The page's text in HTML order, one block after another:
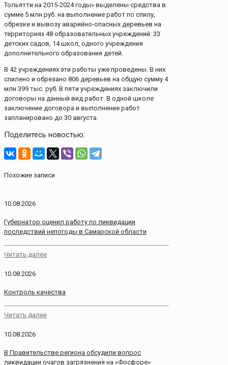
Тольятти на 2015-2024 годы» выделены средства в
сумме 5 млн руб. на выполнение работ по спилу,
обрезке и вывозу аварийно-опасных деревьев на
территориях 48 образовательных учреждений: 33
детских садов, 14 школ, одного учреждения
дополнительного образования детей.
В 42 учреждениях эти работы уже проведены. В них
спилено и обрезано 806 деревьев на общую сумму 4
млн 399 тыс. руб. В пяти учреждениях заключили
договоры на данный вид работ. В одной школе
заключение договора и выполнение работ
запланировано до 30 августа.
Поделитесь новостью:
Похожие записи
10.08.2026
Губернатор оценил работу по ликвидации
последствий непогоды в Самарской области
Читать далее
10.08.2026
Контроль качества
Читать далее
10.08.2026
В Правительстве региона обсудили вопрос
ликвидации очагов загрязнения на «Фосфоре»